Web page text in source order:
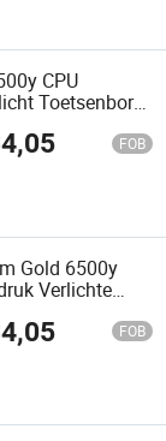
CPU
Toetsenbord
Laptop
FOB
Gold 6500y
Verlichte
FOB